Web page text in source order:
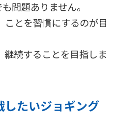
問題ありません。
ことを習慣にするのが目
続することを目指しま
したいジョギング